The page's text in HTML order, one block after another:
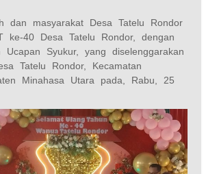
dan masyarakat Desa Tatelu Rondor
ke-40 Desa Tatelu Rondor, dengan
Ucapan Syukur, yang diselenggarakan
Tatelu Rondor, Kecamatan
Minahasa Utara pada, Rabu, 25